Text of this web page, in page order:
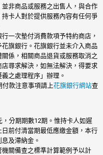
非商品或服務之出售人，與合作
卡人對於提供服務內容有任何爭
一次墊付消費款項予特約商店，
旗銀行。花旗銀行並未介入商品
係，相關商品退貨或服務取消之
尋求解決，如無法解決，得要求
之處理程序」辦理。
款注意事項請上花旗銀行網站查
分期期數12期。惟持卡人如遲
前付清當期最低應繳金額，本行
及滯納金。
關備查之標準計算範例予以計